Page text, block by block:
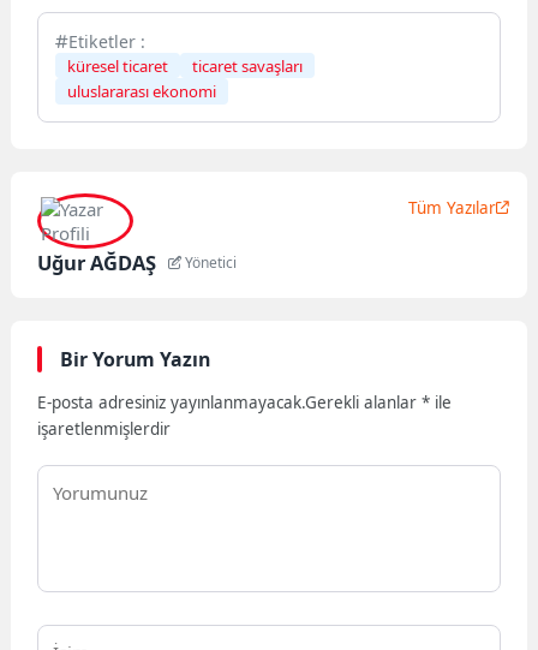
Etiketler :
küresel ticaret
ticaret savaşları
uluslararası ekonomi
Uğur AĞDAŞ Yönetici
Tüm Yazılar
Bir Yorum Yazın
E-posta adresiniz yayınlanmayacak.Gerekli alanlar* ile
işaretlenmişlerdir